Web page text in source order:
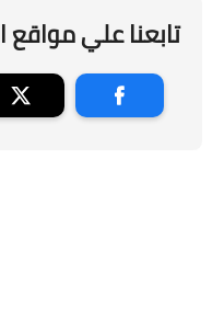
تابعنا علي مواقع